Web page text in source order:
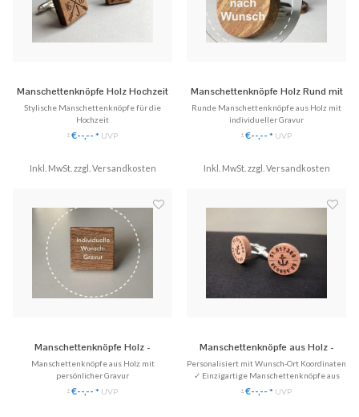
Manschettenknöpfe Holz Hochzeit
'Love'
Stylische Manschettenknöpfe für die
Hochzeit
✓ Einzigartige Manschettenknöpfe aus
Echtholz.
✓ Mit persönlichen Initialen des
♥ Gratis Versand (DE)
*€--,-- * UVP
Inkl. MwSt. zzgl. Versandkosten
Manschettenknöpfe Holz Rund mit
Gravur
Runde Manschettenknöpfe aus Holz mit
individueller Gravur
✓ Rund Manschettenknöpfe aus Echtholz.
✓ Eingefasst in hochwertigem Edelstahl
Zeichnung, Logo, Motiv etc.)
*€--,-- * UVP
Inkl. MwSt. zzgl. Versandkosten
Manschettenknöpfe Holz -
Individuelle Gravur
Manschettenknöpfe aus Holz mit
persönlicher Gravur
✓ Individuelles Design nach Wunsch
(Gravur)
*€--,-- * UVP
Manschettenknöpfe aus Holz -
Hochzeit 'Koordinaten'
Personalisiert mit Wunsch-Ort Koordinaten
✓ Einzigartige Manschettenknöpfe aus
Echtholz.
✓ Handgefertigt, eingefasst in Edelstahl
*€--,-- * UVP